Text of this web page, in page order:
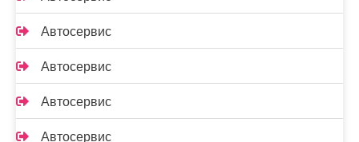
Автосервис
Автосервис
Автосервис
Автосервис